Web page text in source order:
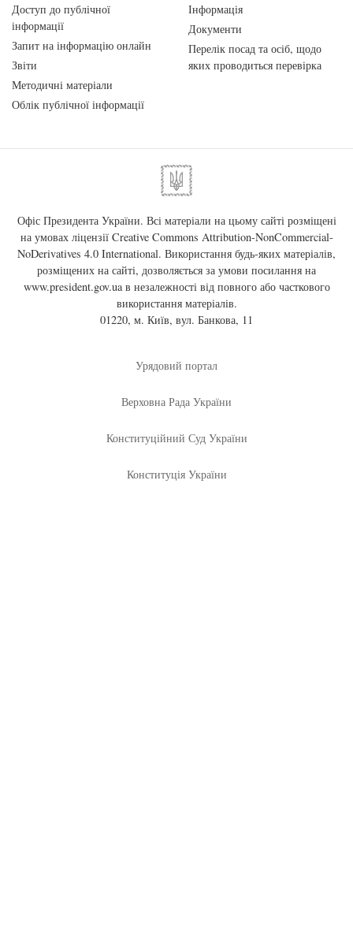
Доступ до публічної
інформації
Запит на інформацію онлайн
Звіти
Методичні матеріали
Облік публічної інформації
Інформація
Документи
Перелік посад та осіб, щодо
яких проводиться перевірка
Офіс Президента України. Всі матеріали на цьому сайті розміщені
на умовах ліцензії Creative Commons Attribution-NonCommercial-
NoDerivatives 4.0 International. Використання будь-яких матеріалів,
розміщених на сайті, дозволяється за умови посилання на
www.president.gov.uaв незалежності від повного або часткового
використання матеріалів.
01220, м. Київ, вул. Банкова, 11
Урядовий портал
Верховна Рада України
Конституційний Суд України
Конституція України